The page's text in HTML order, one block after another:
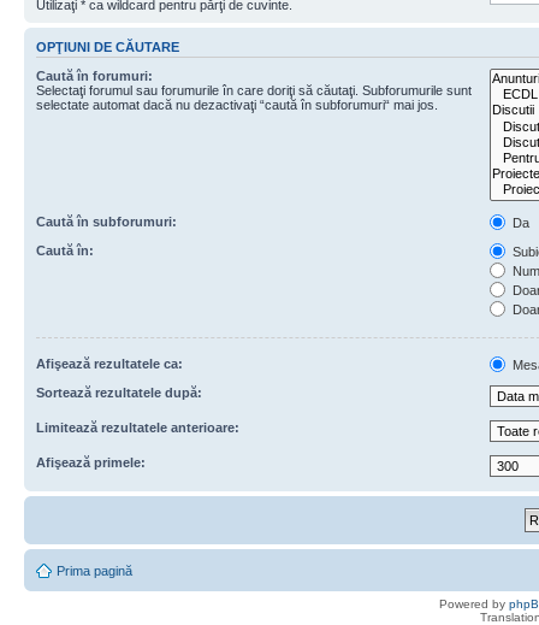
Utilizaţi * ca wildcard pentru părţi de cuvinte.
OPŢIUNI DE CĂUTARE
Caută în forumuri:
Selectaţi forumul sau forumurile în care doriţi să căutaţi. Subforumurile sunt
selectate automat dacă nu dezactivaţi “caută în subforumuri“ mai jos.
Caută în subforumuri:
Da
Caută în:
Afişează rezultatele ca:
Sortează rezultatele după:
Limitează rezultatele anterioare:
Afişează primele:
Prima pagină
Powered by